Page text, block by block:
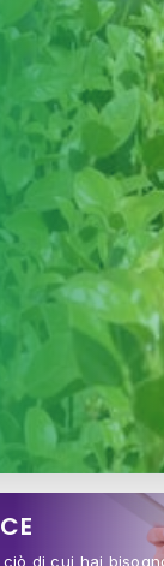
di cui hai